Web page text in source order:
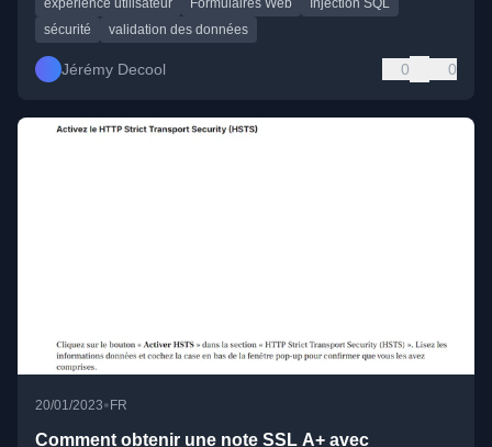
expérience utilisateur Formulaires Web
Injection SQL
sécurité
validation des données
Jérémy Decool 0 0
20/01/2023• FR
Comment obtenir une note SSL A+ avec